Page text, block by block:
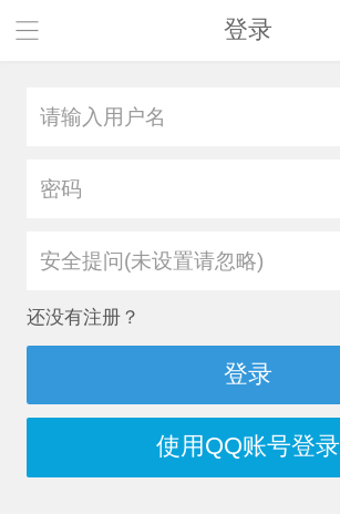
登录
安全提问(未设置请忽略)
还没有注册？
登录
使用QQ账号登录